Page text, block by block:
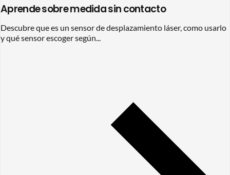
Aprende sobre medida sin contacto
Descubre que es un sensor de desplazamiento láser, como usarlo
y qué sensor escoger según...